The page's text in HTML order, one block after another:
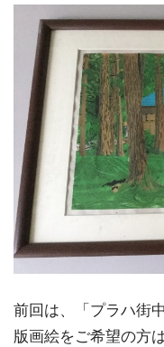
前回は、「プラハ街
版画絵をご希望の方